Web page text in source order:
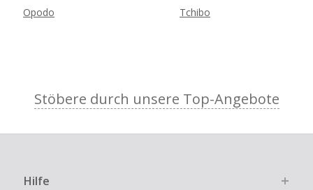
Opodo
Tchibo
Stöbere durch unsere Top-Angebote
Hilfe